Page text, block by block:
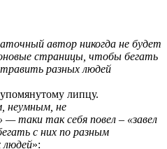
автор никогда не будет
страницы, чтобы бегать
разных людей
липцу.
неумным, не
таки так себя повел – «завел
с них по разным
людей»: